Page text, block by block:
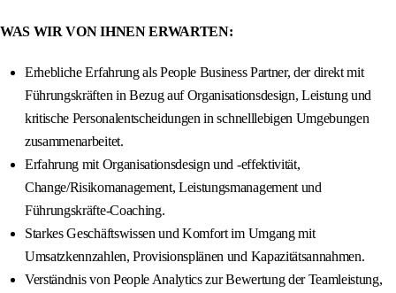
WAS WIR VON IHNEN ERWARTEN:
Erhebliche Erfahrung als People Business Partner, der direkt mit
Führungskräften in Bezug auf Organisationsdesign, Leistung und
kritische Personalentscheidungen in schnelllebigen Umgebungen
zusammenarbeitet.
Erfahrung mit Organisationsdesign und -effektivität,
Change/Risikomanagement, Leistungsmanagement und
Führungskräfte-Coaching.
Starkes Geschäftswissen und Komfort im Umgang mit
Umsatzkennzahlen, Provisionsplänen und Kapazitätsannahmen.
Verständnis von People Analytics zur Bewertung der Teamleistung,